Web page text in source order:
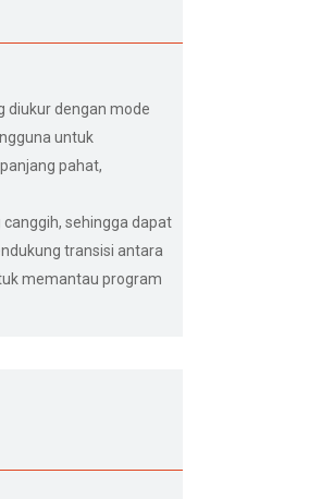
diukur dengan mode
untuk
pahat,
sehingga dapat
transisi antara
memantau program